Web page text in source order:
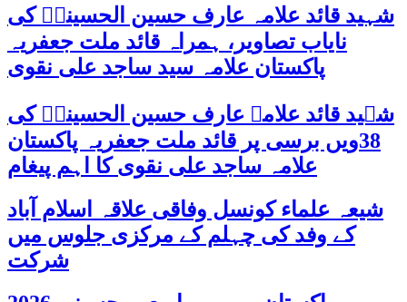
شہید قائد علامہ عارف حسین الحسینیؒ کی
نایاب تصاویر، ہمراہ قائد ملت جعفریہ
پاکستان علامہ سید ساجد علی نقوی
شہید قائد علامہ عارف حسین الحسینیؒ کی
38ویں برسی پر قائد ملت جعفریہ پاکستان
علامہ ساجد علی نقوی کا اہم پیغام
شیعہ علماء کونسل وفاقی علاقہ اسلام آباد
کے وفد کی چہلم کے مرکزی جلوس میں
شرکت